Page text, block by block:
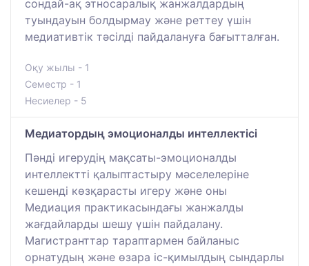
сондай-ақ этносаралық жанжалдардың
туындауын болдырмау және реттеу үшін
медиативтік тәсілді пайдалануға бағытталған.
Оқу жылы - 1
Семестр - 1
Несиелер - 5
Медиатордың эмоционалды интеллектісі
Пәнді игерудің мақсаты-эмоционалды
интеллектті қалыптастыру мәселелеріне
кешенді көзқарасты игеру және оны
Медиация практикасындағы жанжалды
жағдайларды шешу үшін пайдалану.
Магистранттар тараптармен байланыс
орнатудың және өзара іс-қимылдың сындарлы